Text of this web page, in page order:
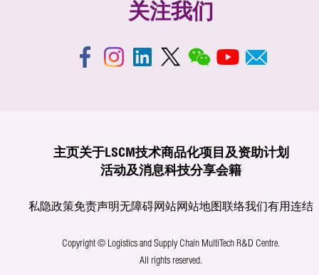
关注我们
主页关于LSCM技术商品化项目及资助计划
活动及消息科技分享会籍
私隐政策免责声明无障碍网站网站地图联络我们有用连结
Copyright © Logistics and Supply Chain MultiTech R&D Centre.
All rights reserved.